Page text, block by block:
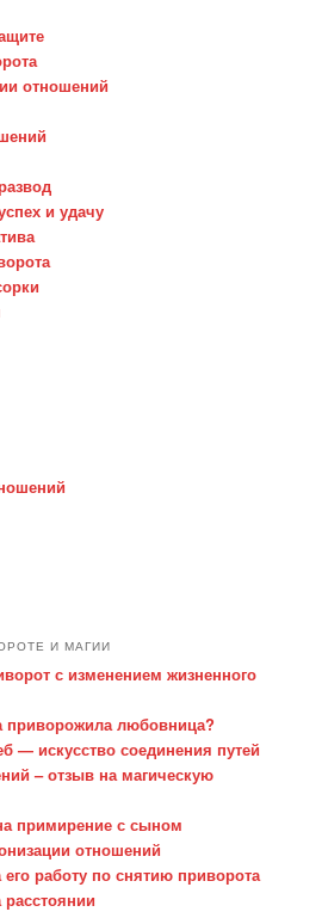
отношений
и удачу
И МАГИИ
с изменением жизненного
приворожила любовница?
— искусство соединения путей
– отзыв на магическую
примирение с сыном
отношений
работу по снятию приворота